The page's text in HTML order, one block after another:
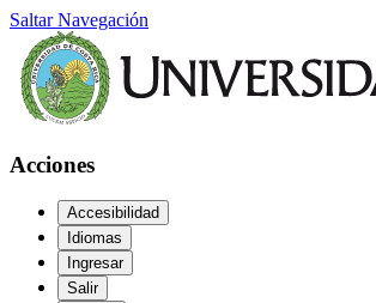
Saltar Navegación
Acciones
Accesibilidad
Idiomas
Ingresar
Salir